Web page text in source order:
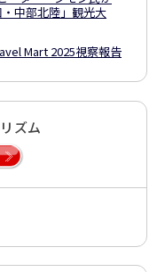
・中部北陸」観光大
Mart 2025視察報告
ズム